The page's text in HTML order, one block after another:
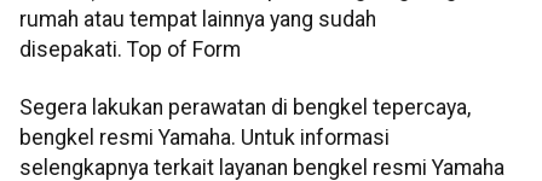
rumah atau tempat lainnya yang sudah
disepakati. Top of Form
Segera lakukan perawatan di bengkel tepercaya,
bengkel resmi Yamaha. Untuk informasi
selengkapnya terkait layanan bengkel resmi Yamaha